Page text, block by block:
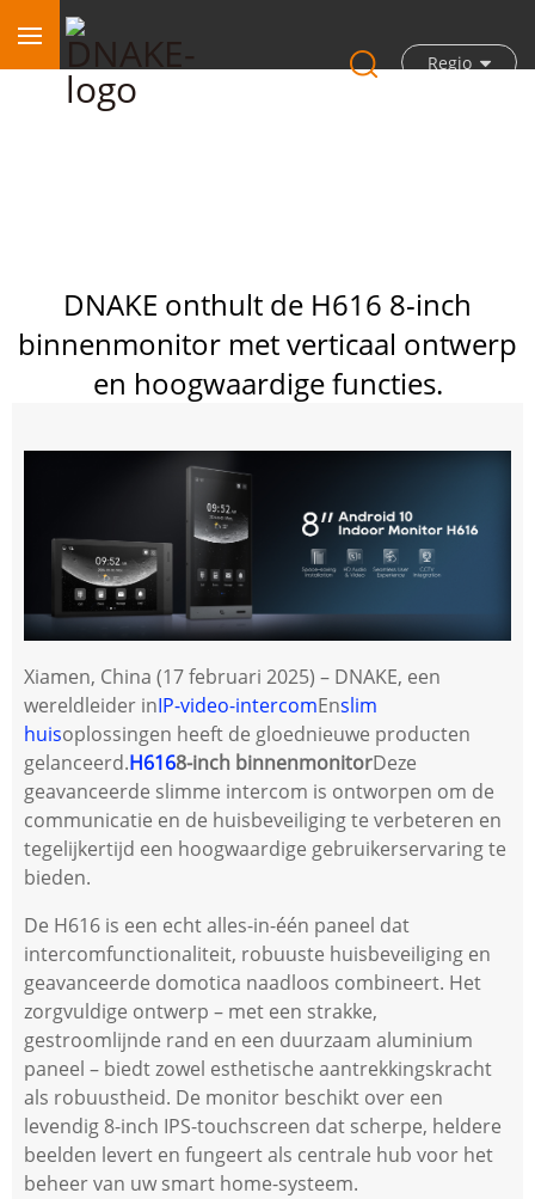
Regio
DNAKE onthult de H616 8-inch
binnenmonitor met verticaal ontwerp
en hoogwaardige functies.
Xiamen, China (17 februari 2025) – DNAKE, een
wereldleider inIP-video-intercomEnslim
huisoplossingen heeft de gloednieuwe producten
gelanceerd.H6168-inch binnenmonitorDeze
geavanceerde slimme intercom is ontworpen om de
communicatie en de huisbeveiliging te verbeteren en
tegelijkertijd een hoogwaardige gebruikerservaring te
bieden.
De H616 is een echt alles-in-één paneel dat
intercomfunctionaliteit, robuuste huisbeveiliging en
geavanceerde domotica naadloos combineert. Het
zorgvuldige ontwerp – met een strakke,
gestroomlijnde rand en een duurzaam aluminium
paneel – biedt zowel esthetische aantrekkingskracht
als robuustheid. De monitor beschikt over een
levendig 8-inch IPS-touchscreen dat scherpe, heldere
beelden levert en fungeert als centrale hub voor het
beheer van uw smart home-systeem.